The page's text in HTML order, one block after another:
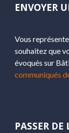
ENVOYER
Vous
souhaitez que
évoqués sur
communiqués
PASSER